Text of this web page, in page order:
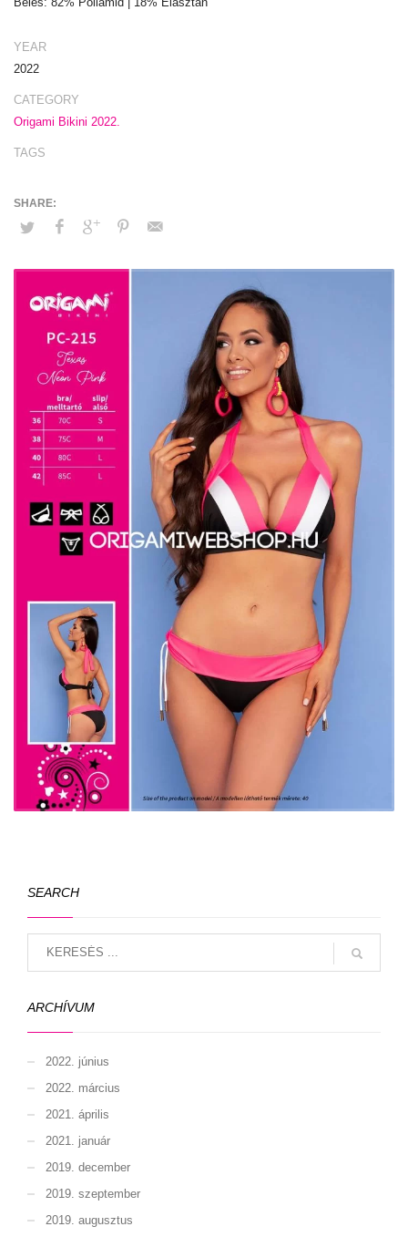
YEAR
2022
CATEGORY
Origami Bikini 2022.
TAGS
SEARCH
ARCHÍVUM
2022. június
2022. március
2021. április
2021. január
2019. december
2019. szeptember
2019. augusztus